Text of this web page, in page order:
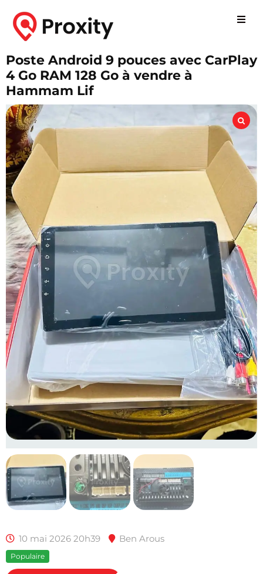
Poste Android 9 pouces avec CarPlay
4 Go RAM 128 Go à vendre à
Hammam Lif
10 mai 2026 20h39 Ben Arous
Populaire